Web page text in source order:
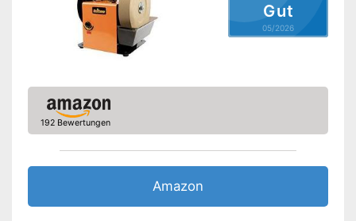
Gut
05/2026
192 Bewertungen
Amazon